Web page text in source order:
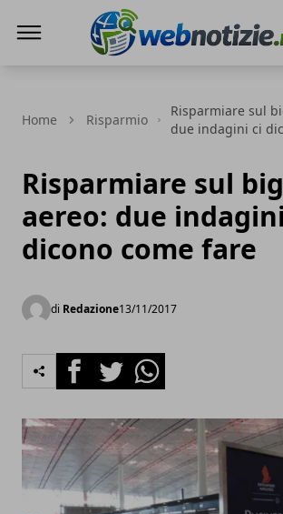
Home Risparmio
Risparmiare sul
due indagini ci
Risparmiare sul
aereo: due
dicono come fare
di Redazione13/11/2017
FacebookTwitterWhatsapp